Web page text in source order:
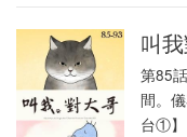
叫
第85
間。
台①】